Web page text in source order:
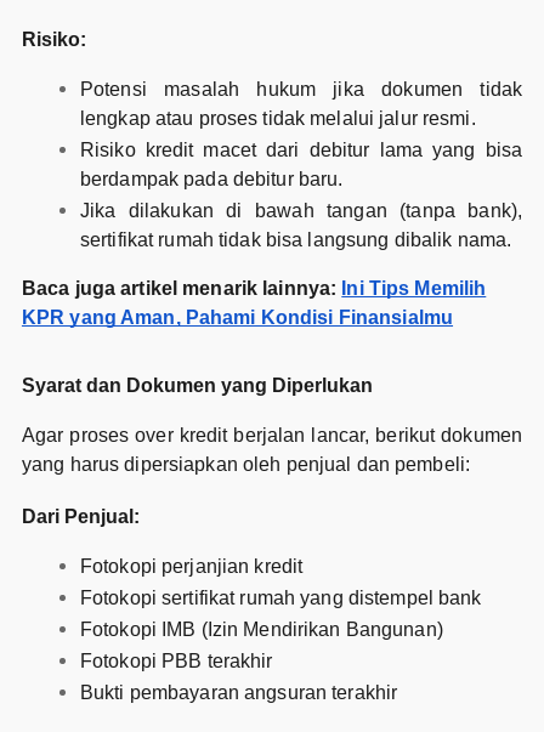
Risiko:
Potensi masalah hukum jika dokumen tidak
lengkap atau proses tidak melalui jalur resmi.
Risiko kredit macet dari debitur lama yang bisa
berdampak pada debitur baru.
Jika dilakukan di bawah tangan (tanpa bank),
sertifikat rumah tidak bisa langsung dibalik nama.
Baca juga artikel menarik lainnya: Ini Tips Memilih
KPR yang Aman, Pahami Kondisi Finansialmu
Syarat dan Dokumen yang Diperlukan
Agar proses over kredit berjalan lancar, berikut dokumen
yang harus dipersiapkan oleh penjual dan pembeli:
Dari Penjual:
Fotokopi perjanjian kredit
Fotokopi sertifikat rumah yang distempel bank
Fotokopi IMB (Izin Mendirikan Bangunan)
Fotokopi PBB terakhir
Bukti pembayaran angsuran terakhir